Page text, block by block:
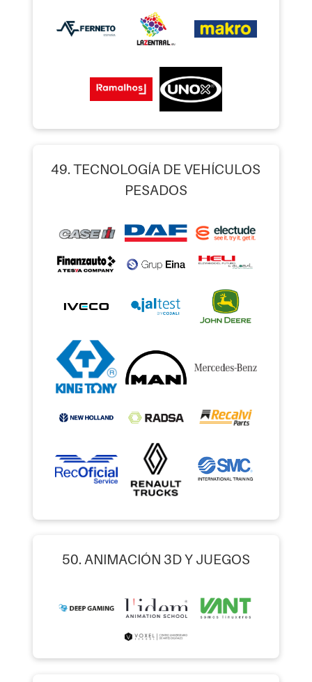
49. TECNOLOGÍA DE VEHÍCULOS
PESADOS
50. ANIMACIÓN 3D Y JUEGOS